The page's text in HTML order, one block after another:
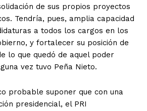
de sus propios proyectos
Tendría, pues, amplia capacidad
a todos los cargos en los
y fortalecer su posición de
lo que quedó de aquel poder
vez tuvo Peña Nieto.
probable suponer que con una
presidencial, el PRI